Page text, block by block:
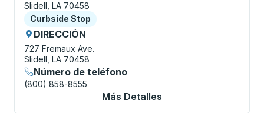
Slidell, LA 70458
Curbside Stop
Curbside Stop
DIRECCIÓN
727 Fremaux Ave.
Slidell, LA 70458
Número de teléfono
(800) 858-8555
Más Detalles